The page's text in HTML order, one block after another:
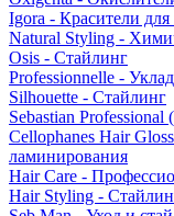
Igora - Красители для
Natural Styling -
Osis - Стайлинг
Professionnelle -
Silhouette - Стайлинг
Sebastian
Cellophanes Hair
ламинирования
Hair Care -
Hair Styling -